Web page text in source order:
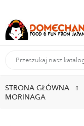
STRONA GŁÓWNA
MORINAGA